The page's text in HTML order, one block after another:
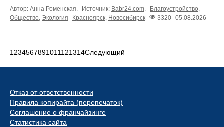
Автор: Анна Роменская. Источник: Babr24.com. Благоустройство,
Общество Экология Красноярск Новосибирск 3320 05.08.2026
1 234567891011121314Следующий
Отказ от ответственности
Правила копирайта (перепечаток)
Соглашение о франчайзинге
Статистика сайта